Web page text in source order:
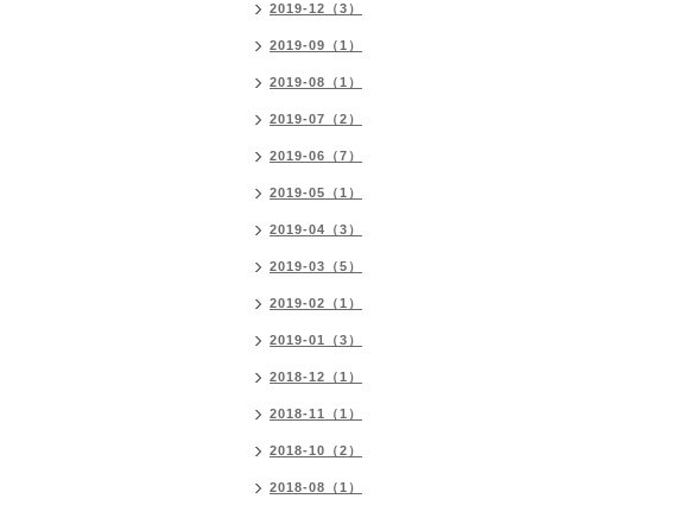
2019-12（3）
2019-09（1）
2019-08（1）
2019-07（2）
2019-06（7）
2019-05（1）
2019-04（3）
2019-03（5）
2019-02（1）
2019-01（3）
2018-12（1）
2018-11（1）
2018-10（2）
2018-08（1）